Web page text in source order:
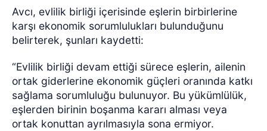
Avcı, evlilik birliği içerisinde eşlerin birbirlerine
karşı ekonomik sorumlulukları bulunduğunu
belirterek, şunları kaydetti:
“Evlilik birliği devam ettiği sürece eşlerin, ailenin
ortak giderlerine ekonomik güçleri oranında katkı
sağlama sorumluluğu bulunuyor. Bu yükümlülük,
eşlerden birinin boşanma kararı alması veya
ortak konuttan ayrılmasıyla sona ermiyor.